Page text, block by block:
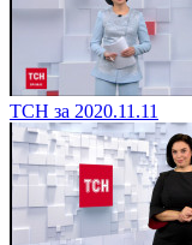
ТСН за 2020.11.11